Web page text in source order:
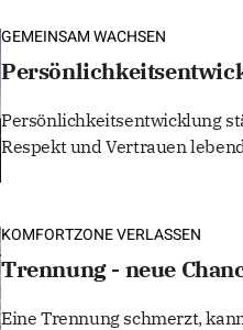
GEMEINSAM WACHSEN
Persönlichkeitsentwicklung
Respekt und Vertrauen
KOMFORTZONE VERLASSEN
Trennung - neue
Eine Trennung schmerzt,